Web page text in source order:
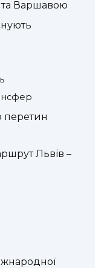
та Варшавою
перетин
Львів –